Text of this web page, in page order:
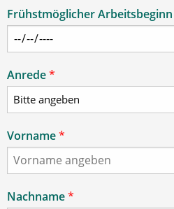
Frühstmöglicher Arbeitsbeginn
Anrede*
Vorname*
Nachname*